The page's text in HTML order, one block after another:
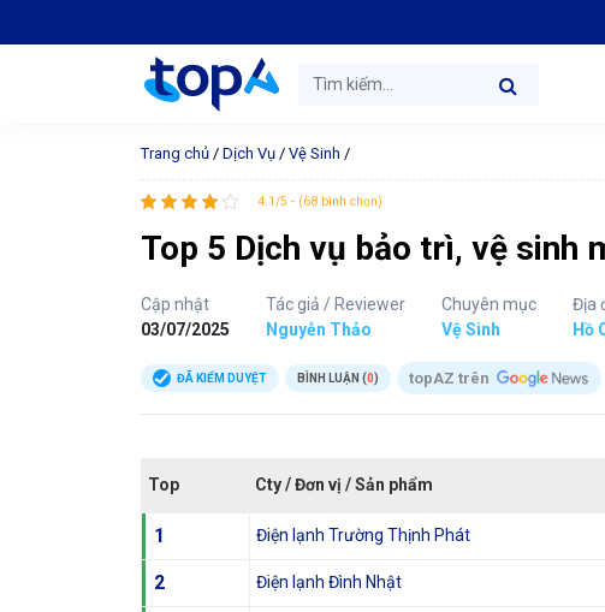
Trang chủ / Dịch Vụ / Vệ Sinh /
4.1/5 - (68 bình chọn)
Top 5 Dịch vụ bảo trì, vệ sinh
Cập nhật
03/07/2025
Tác giả / Reviewer
Nguyễn Thảo
Chuyên mục
Vệ Sinh
Địa
Hồ
ĐÃ KIỂM DUYỆT BÌNH LUẬN (0) topAZ trên
Top Cty / Đơn vị / Sản phẩm
1 Điện lạnh Trường Thịnh Phát
2 Điện lạnh Đình Nhật